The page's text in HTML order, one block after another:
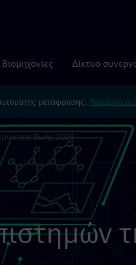
Βιομηχανίες Δίκτυο
μετάφρασης. Προβολή
της Ζωής 2026